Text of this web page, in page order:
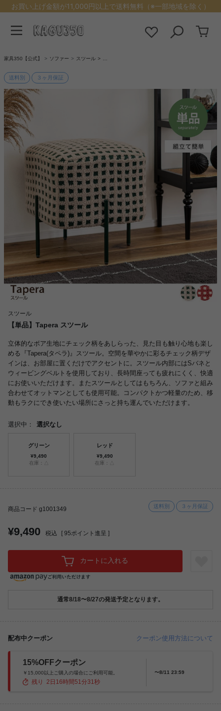
お買い上げ金額が11,000円以上で送料無料（※一部地域を除く）
家具350【公式】 ソファー スツール
送料別 ３ヶ月保証
スツール
【単品】Tapera スツール
立体的なボア生地にチェック柄をあしらった、見た目も触り心地も楽し
める『Tapera(タペラ)』スツール。空間を華やかに彩るチェック柄デザ
インは、お部屋に置くだけでアクセントに。スツール内部にはSバネと
ウィービングベルトを使用しており、長時間座っても疲れにくく、快適
にお使いいただけます。またスツールとしてはもちろん、ソファと組み
合わせてオットマンとしても使用可能。コンパクトかつ軽量のため、移
動もラクにでき使いたい場所にさっと持ち運んでいただけます。
選択中： 選択なし
グリーン
¥9,490
在庫：△
レッド
¥9,490
在庫：△
商品コード g1001349 送料別 ３ヶ月保証
¥9,490 税込 [ 95ポイント進呈 ]
カートに入れる
通常8/18〜8/27の発送予定となります。
配布中クーポン クーポン使用方法について
15%OFFクーポン
￥15,000以上ご購入の場合にご利用可能。
残り 2 日 16 時間51分29秒
〜8/11 23:59